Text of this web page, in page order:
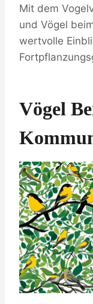
Mit dem
und Vögel
wertvolle
Vögel